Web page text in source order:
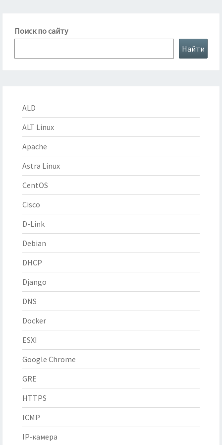
Поиск по сайту
Найти
ALD
ALT Linux
Apache
Astra Linux
CentOS
Cisco
D-Link
Debian
DHCP
Django
DNS
Docker
ESXI
Google Chrome
GRE
HTTPS
ICMP
IP-камера